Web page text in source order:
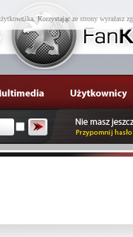
Korzystając ze strony wyrażasz